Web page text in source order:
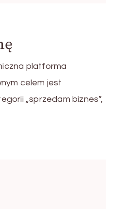
platforma
celem jest
„sprzedam biznes”,